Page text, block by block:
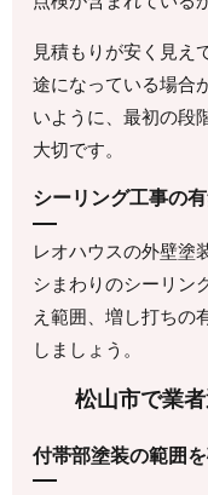
見積もりが安く見え
途になっている場合
いように、最初の段
大切です。
シーリング工事の
レオハウスの外壁塗
シまわりのシーリン
え範囲、増し打ちの
しましょう。
松山市で業
付帯部塗装の範囲